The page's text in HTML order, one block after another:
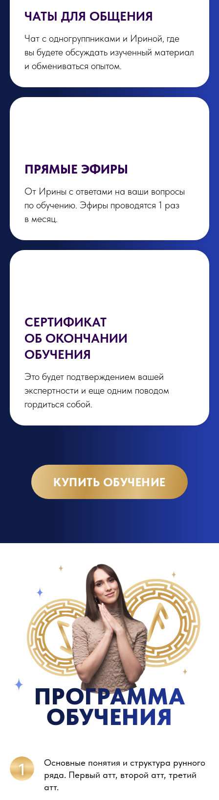
ЧАТЫ ДЛЯ ОБЩЕНИЯ
Чат с одногруппниками и Ириной, где
вы будете обсуждать изученный материал
и обмениваться опытом.
ПРЯМЫЕ ЭФИРЫ
От Ирины с ответами на ваши вопросы
по обучению. Эфиры проводятся 1 раз
в месяц.
СЕРТИФИКАТ
ОБ ОКОНЧАНИИ
ОБУЧЕНИЯ
Это будет подтверждением вашей
экспертности и еще одним поводом
гордиться собой.
КУПИТЬ ОБУЧЕНИЕ
ПРОГРАММА
ОБУЧЕНИЯ
Основные понятия и структура рунного
ряда. Первый атт, второй атт, третий
атт.